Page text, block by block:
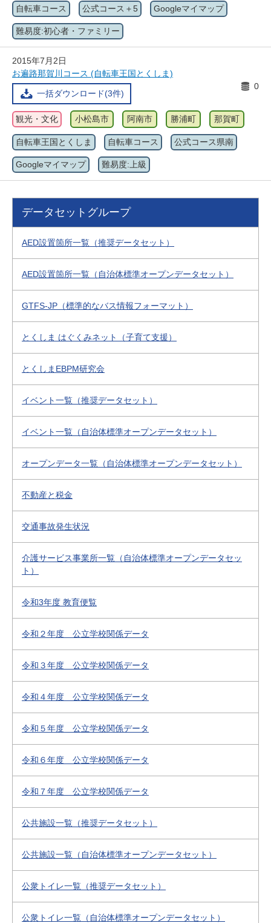
自転車コース 公式コース＋5 Googleマイマップ
難易度:初心者・ファミリー
2015年7月2日
お遍路那賀川コース (自転車王国とくしま)
一括ダウンロード(3件)
0
観光・文化 小松島市 阿南市 勝浦町 那賀町
自転車王国とくしま 自転車コース 公式コース県南
Googleマイマップ 難易度:上級
データセットグループ
AED設置箇所一覧（推奨データセット）
AED設置箇所一覧（自治体標準オープンデータセット）
GTFS-JP（標準的なバス情報フォーマット）
とくしま はぐくみネット（子育て支援）
とくしまEBPM研究会
イベント一覧（推奨データセット）
イベント一覧（自治体標準オープンデータセット）
オープンデータ一覧（自治体標準オープンデータセット）
不動産と税金
交通事故発生状況
介護サービス事業所一覧（自治体標準オープンデータセッ
ト）
令和3年度 教育便覧
令和２年度 公立学校関係データ
令和３年度 公立学校関係データ
令和４年度 公立学校関係データ
令和５年度 公立学校関係データ
令和６年度 公立学校関係データ
令和７年度 公立学校関係データ
公共施設一覧（推奨データセット）
公共施設一覧（自治体標準オープンデータセット）
公衆トイレ一覧（推奨データセット）
公衆トイレ一覧（自治体標準オープンデータセット）